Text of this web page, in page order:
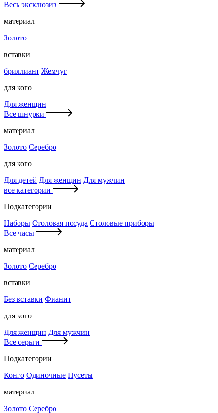
Весь эксклюзив
материал
Золото
вставки
бриллиант Жемчуг
для кого
Для женщин
Все шнурки
материал
Золото Серебро
для кого
Для детей Для женщин Для мужчин
все категории
Подкатегории
Наборы Столовая посуда Столовые приборы
Все часы
материал
Золото Серебро
вставки
Без вставки Фианит
для кого
Для женщин Для мужчин
Все серьги
Подкатегории
Конго Одиночные Пусеты
материал
Золото Серебро